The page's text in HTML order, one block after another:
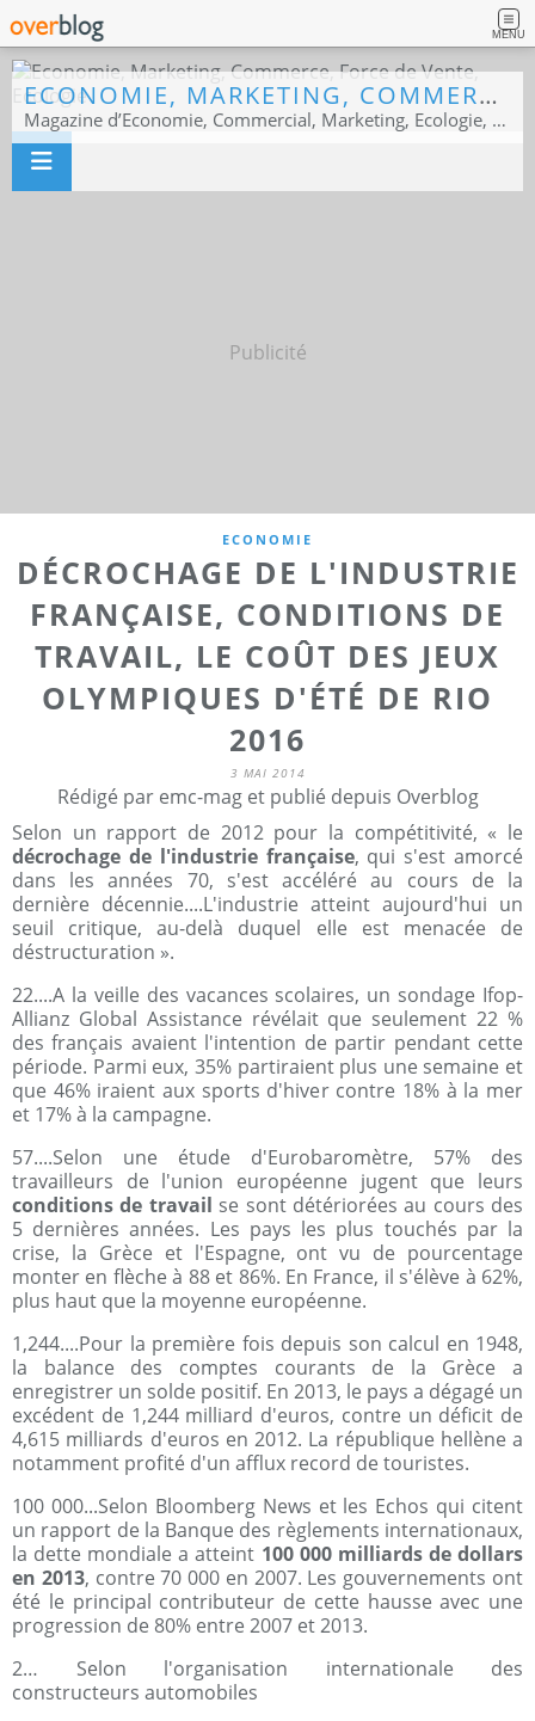
MENU
ECONOMIE, MARKETING, COMMERCE, FORCE DE VENTE, ECOLOGIE
Magazine d’Economie, Commercial, Marketing, Ecologie, Sport business
Publicité
ECONOMIE
DÉCROCHAGE DE L'INDUSTRIE
FRANÇAISE, CONDITIONS DE
TRAVAIL, LE COÛT DES JEUX
OLYMPIQUES D'ÉTÉ DE RIO
2016
3 MAI 2014
Rédigé par emc-mag et publié depuis Overblog
Selon un rapport de 2012 pour la compétitivité, « le
décrochage de l'industrie française, qui s'est amorcé
dans les années 70, s'est accéléré au cours de la
dernière décennie....L'industrie atteint aujourd'hui un
seuil critique, au-delà duquel elle est menacée de
déstructuration ».
22....A la veille des vacances scolaires, un sondage Ifop-
Allianz Global Assistance révélait que seulement 22 %
des français avaient l'intention de partir pendant cette
période. Parmi eux, 35% partiraient plus une semaine et
que 46% iraient aux sports d'hiver contre 18% à la mer
et 17% à la campagne.
57....Selon une étude d'Eurobaromètre, 57% des
travailleurs de l'union européenne jugent que leurs
conditions de travail se sont détériorées au cours des
5 dernières années. Les pays les plus touchés par la
crise, la Grèce et l'Espagne, ont vu de pourcentage
monter en flèche à 88 et 86%. En France, il s'élève à 62%,
plus haut que la moyenne européenne.
1,244....Pour la première fois depuis son calcul en 1948,
la balance des comptes courants de la Grèce a
enregistrer un solde positif. En 2013, le pays a dégagé un
excédent de 1,244 milliard d'euros, contre un déficit de
4,615 milliards d'euros en 2012. La république hellène a
notamment profité d'un afflux record de touristes.
100 000...Selon Bloomberg News et les Echos qui citent
un rapport de la Banque des règlements internationaux,
la dette mondiale a atteint 100 000 milliards de dollars
en 2013, contre 70 000 en 2007. Les gouvernements ont
été le principal contributeur de cette hausse avec une
progression de 80% entre 2007 et 2013.
2… Selon l'organisation internationale des
constructeurs automobiles